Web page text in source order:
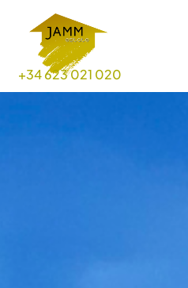
+34 623 021 020